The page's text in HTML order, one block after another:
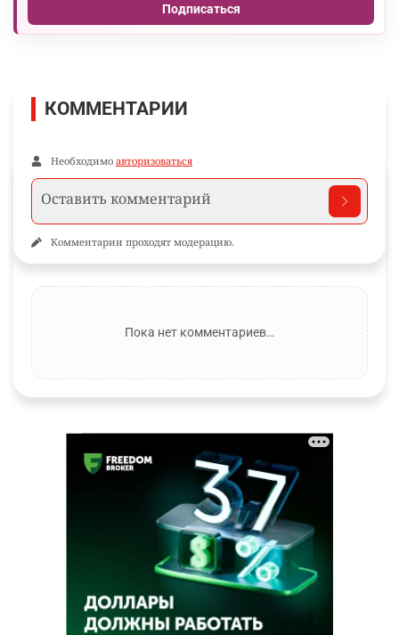
Подписаться
КОММЕНТАРИИ
Необходимо авторизоваться
Комментарии проходят модерацию.
Пока нет комментариев…